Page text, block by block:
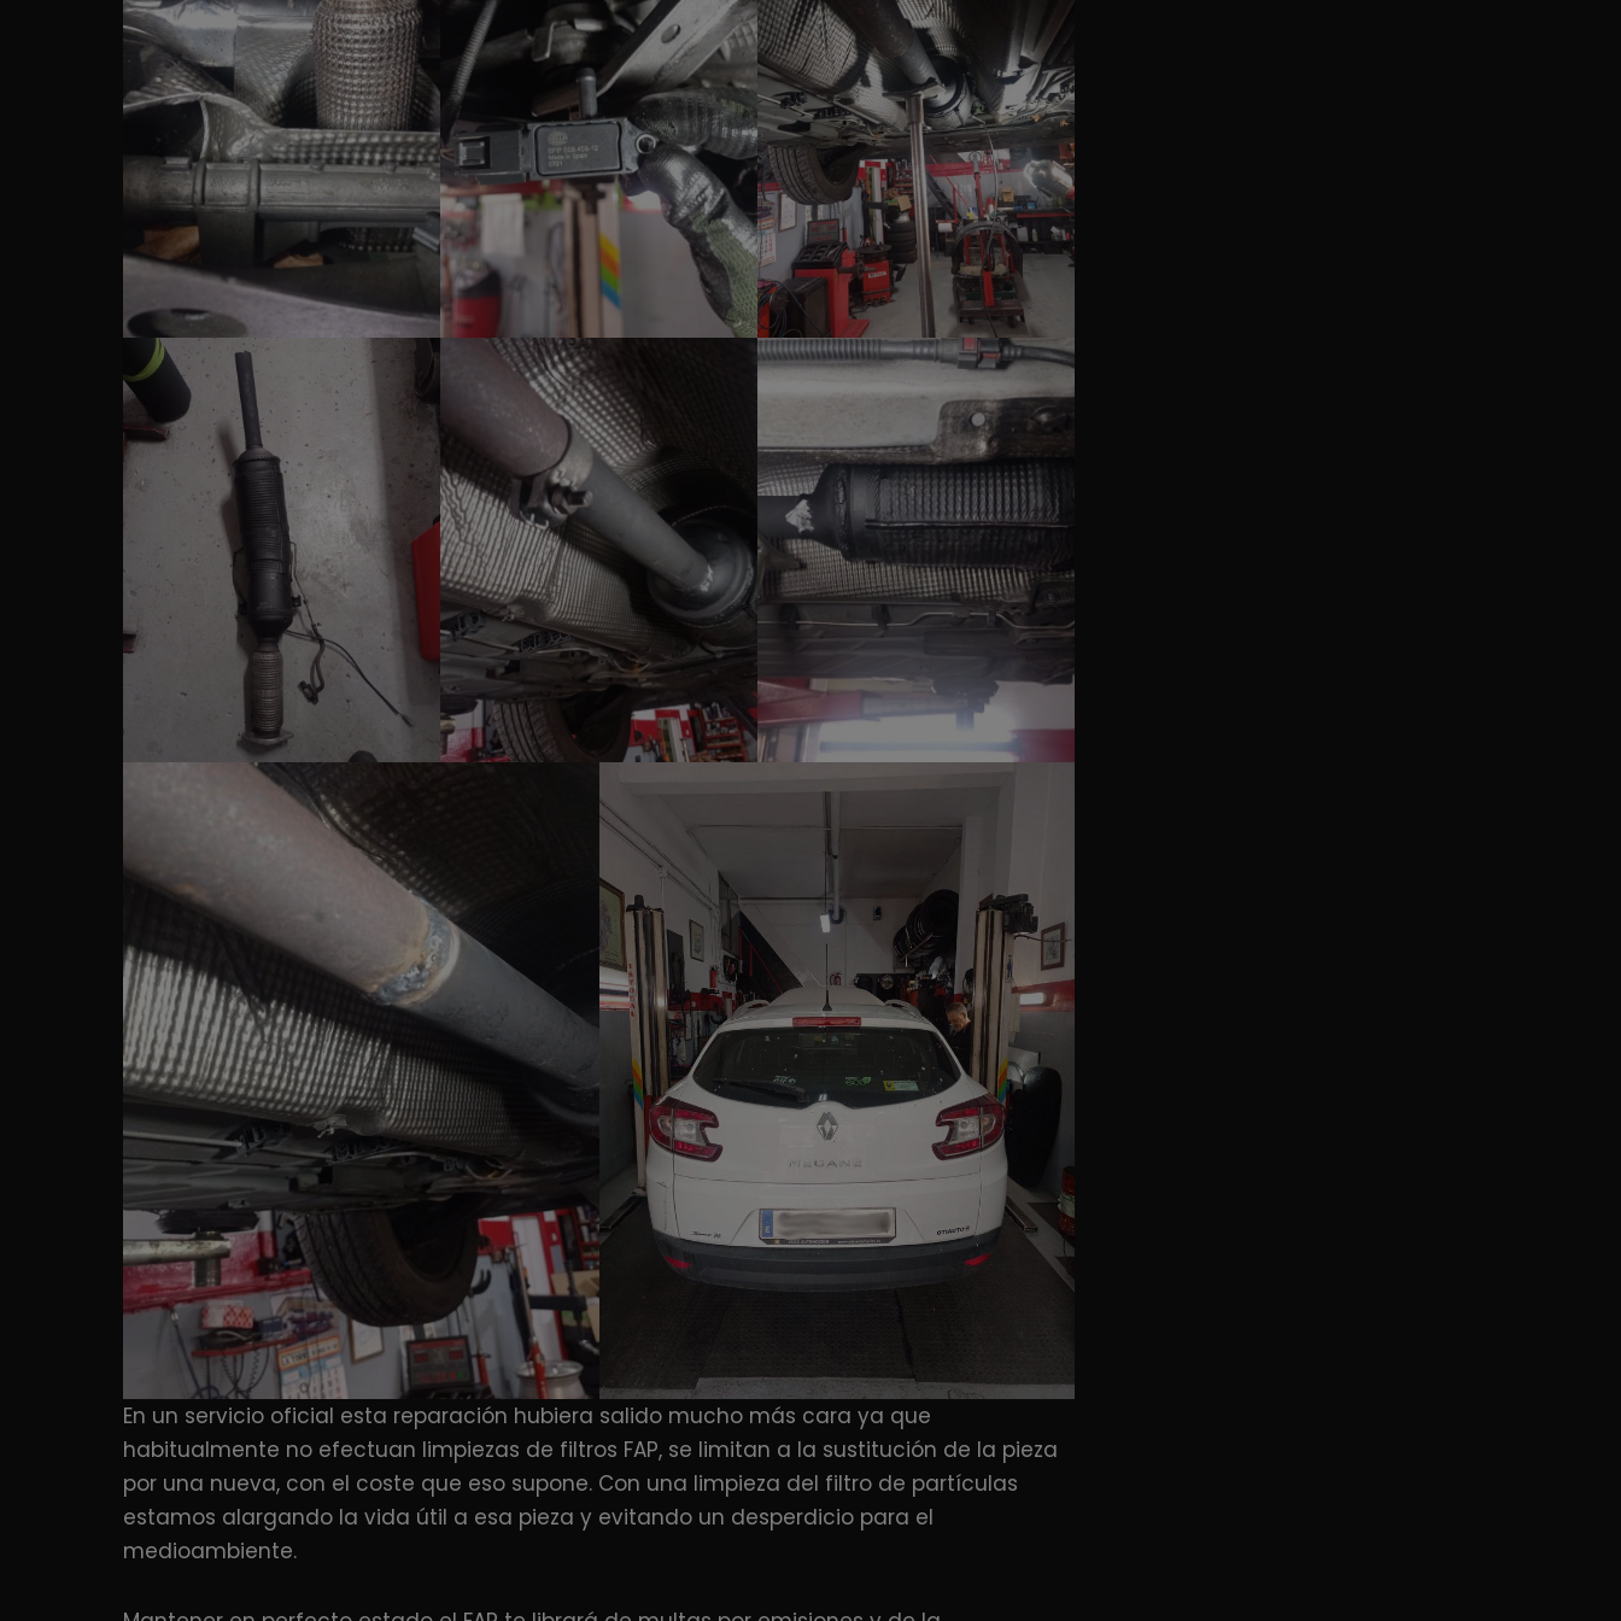
En un servicio oficial esta reparación hubiera salido mucho más cara ya que
habitualmente no efectuan limpiezas de filtros FAP, se limitan a la sustitución de la pieza
por una nueva, con el coste que eso supone. Con una limpieza del filtro de partículas
estamos alargando la vida útil a esa pieza y evitando un desperdicio para el
medioambiente.